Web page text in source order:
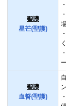
聖護
星芒(聖護)
聖護
血誓(聖護)